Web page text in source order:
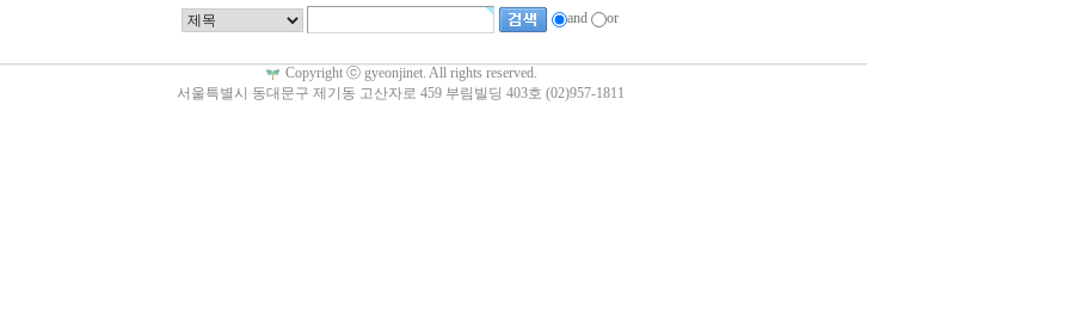
and or
Copyright ⓒ gyeonjinet. All rights reserved.
서울특별시 동대문구 제기동 고산자로 459 부림빌딩 403호 (02)957-1811